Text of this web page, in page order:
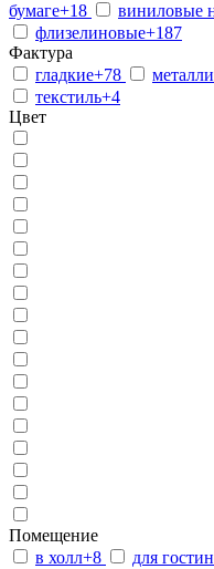
бумаге+18 виниловые
флизелиновые+187
Фактура
гладкие+78
текстиль+4
Цвет
Помещение
в холл+8 для